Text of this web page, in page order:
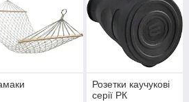
Розетки каучукові
серії РК